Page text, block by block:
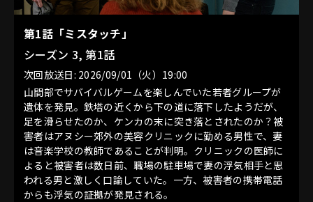
第1話「ミスタッチ」
シーズン 3, 第1話
次回放送日: 2026/09/01（火）19:00
山間部でサバイバルゲームを楽しんでいた若者グループが
遺体を発見。鉄塔の近くから下の道に落下したようだが、
足を滑らせたのか、ケンカの末に突き落とされたのか？被
害者はアヌシー郊外の美容クリニックに勤める男性で、妻
は音楽学校の教師であることが判明。クリニックの医師に
よると被害者は数日前、職場の駐車場で妻の浮気相手と思
われる男と激しく口論していた。一方、被害者の携帯電話
からも浮気の証拠が発見される。